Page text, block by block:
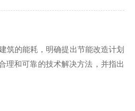
筑的能耗，明确提出节能改造计划
理和可靠的技术解决方法，并指出